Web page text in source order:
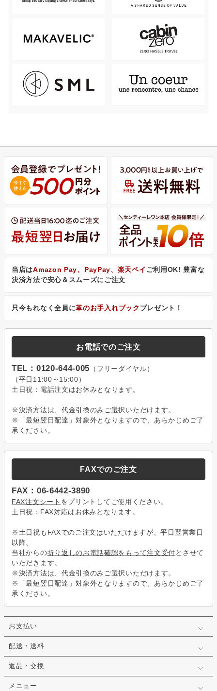
当店はAmazon Pay、PayPay、楽天ペイ ご利用OK! 豊富な
決済方法で安心＆スムーズにご注文
只今もれなく全員に革のお手入れブック プレゼント！
お電話でのご注文
TEL：0120-644-005 （フリーダイヤル）
（平日11:00～15:00）
土日祝：電話注文はお休みとなります。
※決済方法は、代金引換のみご選択いただけます。
※「最短翌日配達」対象外となりますので、あらかじめご了
承ください。
FAXでのご注文
FAX：06-6442-3890
FAX注文シート をプリントしてご使用ください。
土日祝：FAX対応はお休みとなります。
※土日祝もFAXでのご注文はいただけますが、平日翌営業日
以降、
当社からの折り返しのお電話確認をもって注文受付とさせて
いただきます。
※決済方法は、代金引換のみご選択いただけます。
※「最短翌日配達」対象外となりますので、あらかじめご了
承ください。
お支払い
配送・送料
返品・交換
メニュー